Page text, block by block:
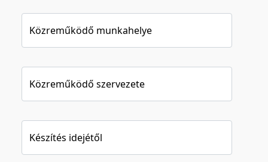
Közreműködő munkahelye
Közreműködő szervezete
Készítés idejétől